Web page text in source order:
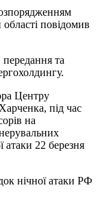
повідомив
та
Центру
під час
на
22 березня
нічної атаки РФ